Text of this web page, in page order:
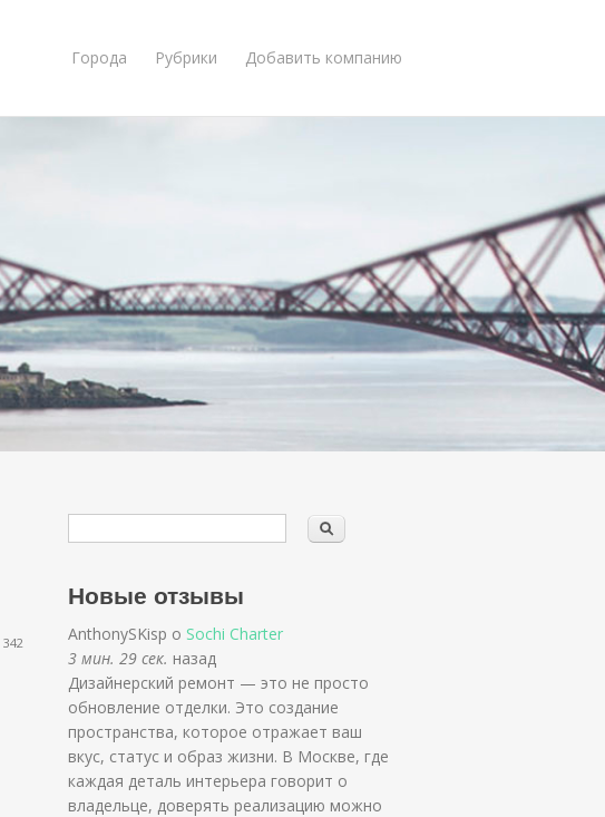
Города Рубрики Добавить компанию
342
Новые отзывы
AnthonySKisp о Sochi Charter
3 мин. 29 сек. назад
Дизайнерский ремонт — это не просто
обновление отделки. Это создание
пространства, которое отражает ваш
вкус, статус и образ жизни. В Москве, где
каждая деталь интерьера говорит о
владельце, доверять реализацию можно